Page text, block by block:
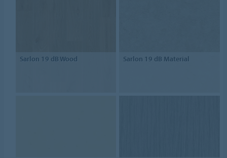
Sarlon 19 dB Wood Sarlon 19 dB Material